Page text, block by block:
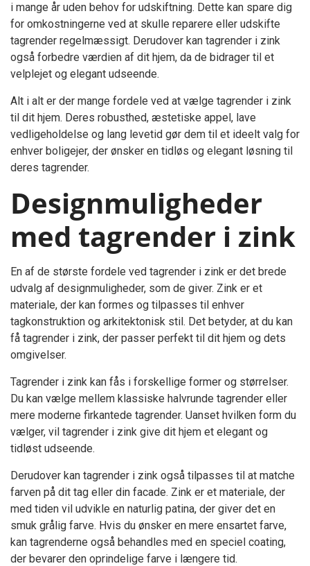
i mange år uden behov for udskiftning. Dette kan spare dig
for omkostningerne ved at skulle reparere eller udskifte
tagrender regelmæssigt. Derudover kan tagrender i zink
også forbedre værdien af dit hjem, da de bidrager til et
velplejet og elegant udseende.
Alt i alt er der mange fordele ved at vælge tagrender i zink
til dit hjem. Deres robusthed, æstetiske appel, lave
vedligeholdelse og lang levetid gør dem til et ideelt valg for
enhver boligejer, der ønsker en tidløs og elegant løsning til
deres tagrender.
Designmuligheder
med tagrender i zink
En af de største fordele ved tagrender i zink er det brede
udvalg af designmuligheder, som de giver. Zink er et
materiale, der kan formes og tilpasses til enhver
tagkonstruktion og arkitektonisk stil. Det betyder, at du kan
få tagrender i zink, der passer perfekt til dit hjem og dets
omgivelser.
Tagrender i zink kan fås i forskellige former og størrelser.
Du kan vælge mellem klassiske halvrunde tagrender eller
mere moderne firkantede tagrender. Uanset hvilken form du
vælger, vil tagrender i zink give dit hjem et elegant og
tidløst udseende.
Derudover kan tagrender i zink også tilpasses til at matche
farven på dit tag eller din facade. Zink er et materiale, der
med tiden vil udvikle en naturlig patina, der giver det en
smuk grålig farve. Hvis du ønsker en mere ensartet farve,
kan tagrenderne også behandles med en speciel coating,
der bevarer den oprindelige farve i længere tid.